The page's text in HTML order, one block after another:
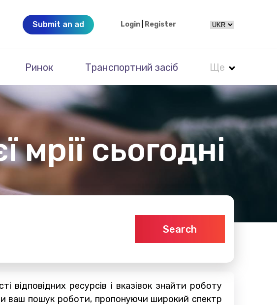
Submit an ad Login Register
Ринок Транспортний засіб Ще
мрії сьогодні
Search
ресурсів і вказівок знайти роботу
ваш пошук роботи, пропонуючи широкий спектр